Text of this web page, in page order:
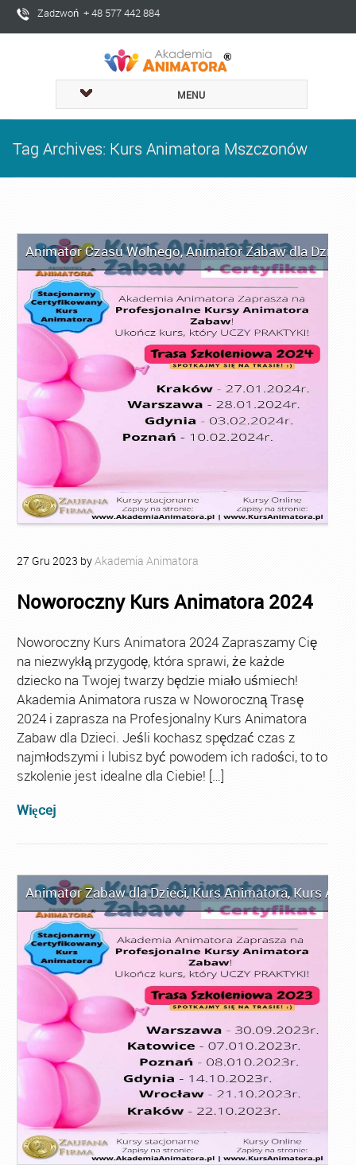
Zadzwoń + 48 577 442 884
MENU
Tag Archives: Kurs Animatora Mszczonów
Animator Czasu Wolnego,Animator Zabaw dla Dzieci
27 Gru 2023 byAkademia Animatora
Noworoczny Kurs Animatora 2024
Noworoczny Kurs Animatora 2024 Zapraszamy Cię
na niezwykłą przygodę, która sprawi, że każde
dziecko na Twojej twarzy będzie miało uśmiech!
Akademia Animatora rusza w Noworoczną Trasę
2024 i zaprasza na Profesjonalny Kurs Animatora
Zabaw dla Dzieci. Jeśli kochasz spędzać czas z
najmłodszymi i lubisz być powodem ich radości, to to
szkolenie jest idealne dla Ciebie! […]
Więcej
Animator Zabaw dla Dzieci,Kurs Animatora,Kurs